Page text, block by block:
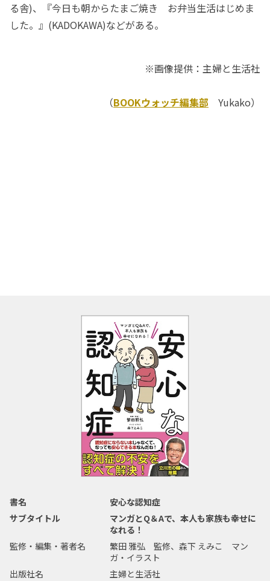
る舎)、『今日も朝からたまご焼き お弁当生活はじめま
した。』(KADOKAWA)などがある。
※画像提供：主婦と生活社
（BOOKウォッチ編集部 Yukako）
書名
安心な認知症
サブタイトル
マンガとQ＆Aで、本人も家族も幸せに
なれる！
監修・編集・著者名
繁田 雅弘 監修、森下 えみこ マン
ガ・イラスト
出版社名
主婦と生活社